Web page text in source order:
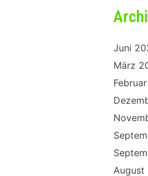
Juni
März
August